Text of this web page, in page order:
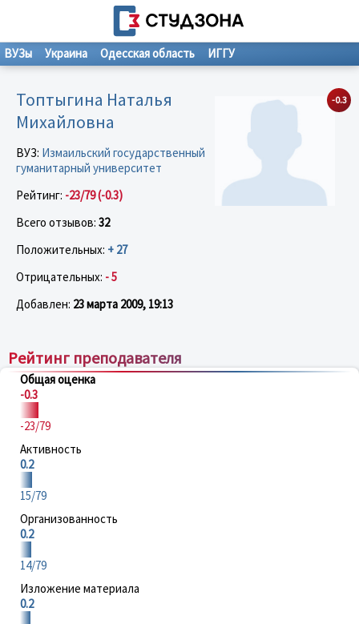
ВУЗы Украина Одесская область ИГГУ
-0.3
Топтыгина Наталья
Михайловна
ВУЗ: Измаильский государственный
гуманитарный университет
Рейтинг: -23/79 (-0.3)
Всего отзывов: 32
Положительных: + 27
Отрицательных: - 5
Добавлен: 23 марта 2009, 19:13
Рейтинг преподавателя
Общая оценка
-0.3
-23/79
Активность
0.2
15/79
Организованность
0.2
14/79
Изложение материала
0.2